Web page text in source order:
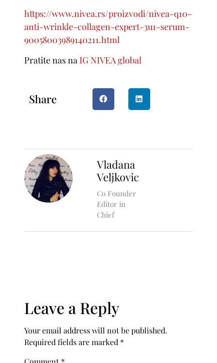
https://www.nivea.rs/proizvodi/nivea-q10-
anti-wrinkle-collagen-expert-3u1-serum-
90058003989140211.html
Pratite nas na IG NIVEA global
Share
Vladana
Veljkovic
Co Founder
Editor in
Chief
Leave a Reply
Your email address will not be published.
Required fields are marked *